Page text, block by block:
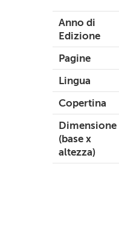
Anno di
Edizione
Pagine
Lingua
Copertina
Dimensione
(base x
altezza)